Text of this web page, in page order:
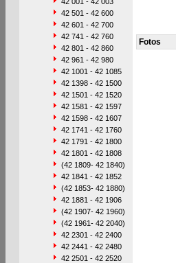
42 501 - 42 600
42 601 - 42 700
42 741 - 42 760
42 801 - 42 860
42 961 - 42 980
42 1001 - 42 1085
42 1398 - 42 1500
42 1501 - 42 1520
42 1581 - 42 1597
42 1598 - 42 1607
42 1741 - 42 1760
42 1791 - 42 1800
42 1801 - 42 1808
(42 1809- 42 1840)
42 1841 - 42 1852
(42 1853- 42 1880)
42 1881 - 42 1906
(42 1907- 42 1960)
(42 1961- 42 2040)
42 2301 - 42 2400
42 2441 - 42 2480
42 2501 - 42 2520
Fotos